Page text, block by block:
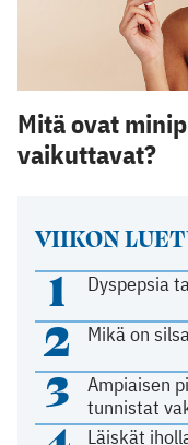
VIIKON
1 Dyspepsia
2 Mikä on
3
Ampiaisen
tunnistat
Läiskät
Mitä ovat
vaikuttavat?